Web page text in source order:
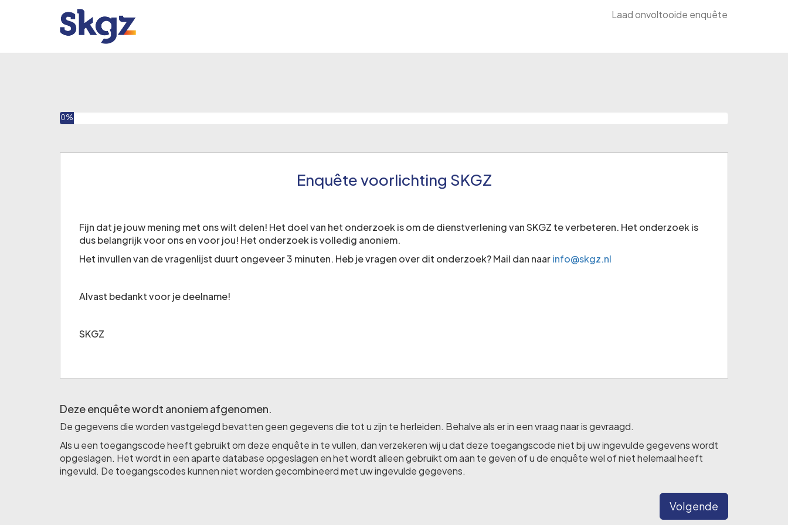
Laad onvoltooide enquête
U heeft 0% van deze enquête ingevuld
0%
Enquête voorlichting SKGZ
Fijn dat je jouw mening met ons wilt delen! Het doel van het onderzoek is om de dienstverlening van SKGZ te verbeteren. Het onderzoek is
dus belangrijk voor ons en voor jou! Het onderzoek is volledig anoniem.
Het invullen van de vragenlijst duurt ongeveer 3 minuten. Heb je vragen over dit onderzoek? Mail dan naarinfo@skgz.nl
Alvast bedankt voor je deelname!
SKGZ
Deze enquête wordt anoniem afgenomen.
De gegevens die worden vastgelegd bevatten geen gegevens die tot u zijn te herleiden. Behalve als er in een vraag naar is gevraagd.
Als u een toegangscode heeft gebruikt om deze enquête in te vullen, dan verzekeren wij u dat deze toegangscode niet bij uw ingevulde gegevens wordt
opgeslagen. Het wordt in een aparte database opgeslagen en het wordt alleen gebruikt om aan te geven of u de enquête wel of niet helemaal heeft
ingevuld. De toegangscodes kunnen niet worden gecombineerd met uw ingevulde gegevens.
Volgende